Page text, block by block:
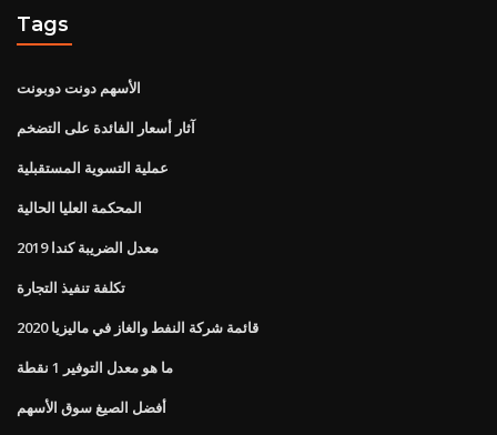
Tags
الأسهم دونت دوبونت
آثار أسعار الفائدة على التضخم
عملية التسوية المستقبلية
المحكمة العليا الحالية
معدل الضريبة كندا 2019
تكلفة تنفيذ التجارة
قائمة شركة النفط والغاز في ماليزيا 2020
ما هو معدل التوفير 1 نقطة
أفضل الصيغ سوق الأسهم